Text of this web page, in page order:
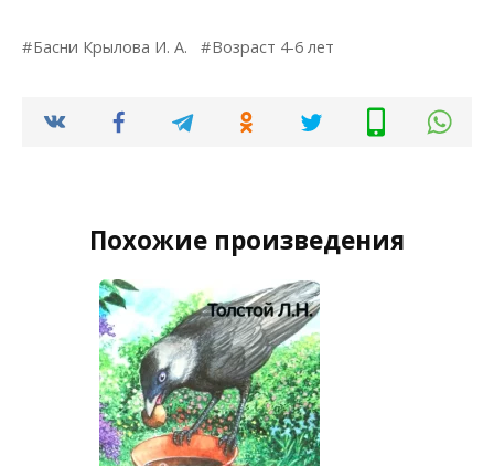
Басни Крылова И. А. Возраст 4-6 лет
Похожие произведения